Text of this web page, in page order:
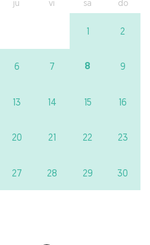
ju vi sa do
1 2
6 7 8 9
13 14 15 16
20 21 22 23
27 28 29 30